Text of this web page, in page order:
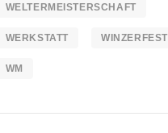
WELTERMEISTERSCHAFT
WERKSTATT WINZERFEST
WM